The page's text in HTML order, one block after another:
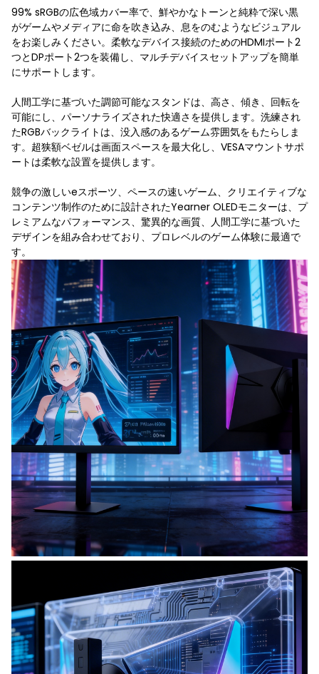
99% sRGBの広色域カバー率で、鮮やかなトーンと純粋で深い黒
がゲームやメディアに命を吹き込み、息をのむようなビジュアル
をお楽しみください。柔軟なデバイス接続のためのHDMIポート2
つとDPポート2つを装備し、マルチデバイスセットアップを簡単
にサポートします。
人間工学に基づいた調節可能なスタンドは、高さ、傾き、回転を
可能にし、パーソナライズされた快適さを提供します。洗練され
たRGBバックライトは、没入感のあるゲーム雰囲気をもたらしま
す。超狭額ベゼルは画面スペースを最大化し、VESAマウントサポ
ートは柔軟な設置を提供します。
競争の激しいeスポーツ、ペースの速いゲーム、クリエイティブな
コンテンツ制作のために設計されたYearner OLEDモニターは、プ
レミアムなパフォーマンス、驚異的な画質、人間工学に基づいた
デザインを組み合わせており、プロレベルのゲーム体験に最適で
す。